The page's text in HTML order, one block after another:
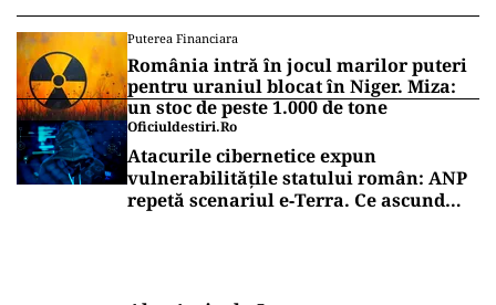
Puterea Financiara
România intră în jocul marilor puteri
pentru uraniul blocat în Niger. Miza:
un stoc de peste 1.000 de tone
Oficiuldestiri.ro
Atacurile cibernetice expun
vulnerabilitățile statului român: ANP
repetă scenariul e‑Terra. Ce ascund